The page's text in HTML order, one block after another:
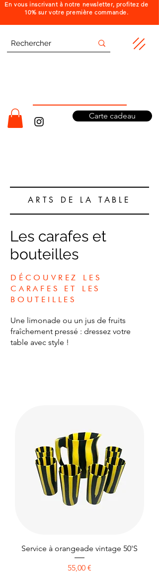
En vous inscrivant à notre newsletter, profitez de
10% sur votre première commande.
Carte cadeau
ARTS DE LA TABLE
Les carafes et
bouteilles
DÉCOUVREZ LES
CARAFES ET LES
BOUTEILLES
Une limonade ou un jus de fruits
fraîchement pressé : dressez votre
table avec style !
Service à orangeade vintage 50'S
Prix
55,00 €